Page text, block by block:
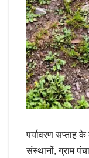
पर्यावरण सप्ताह
संस्थानों, ग्राम